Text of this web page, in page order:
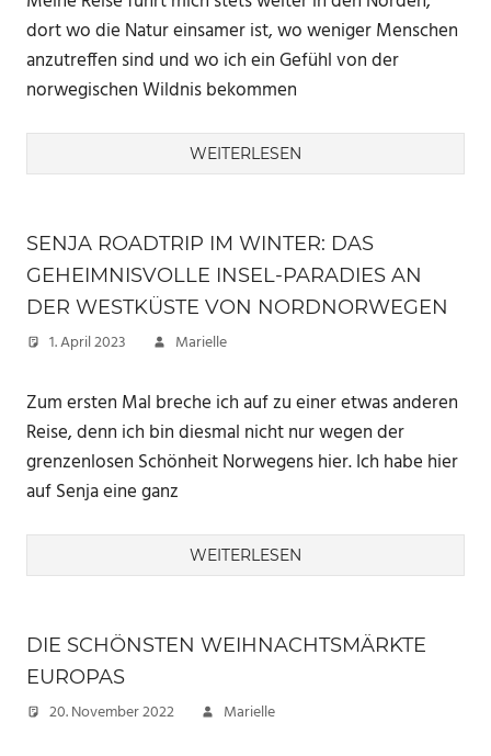
dort wo die Natur einsamer ist, wo weniger Menschen
anzutreffen sind und wo ich ein Gefühl von der
norwegischen Wildnis bekommen
WEITERLESEN
SENJA ROADTRIP IM WINTER: DAS
GEHEIMNISVOLLE INSEL-PARADIES AN
DER WESTKÜSTE VON NORDNORWEGEN
1. April 2023 Marielle
Zum ersten Mal breche ich auf zu einer etwas anderen
Reise, denn ich bin diesmal nicht nur wegen der
grenzenlosen Schönheit Norwegens hier. Ich habe hier
auf Senja eine ganz
WEITERLESEN
DIE SCHÖNSTEN WEIHNACHTSMÄRKTE
EUROPAS
20. November 2022 Marielle